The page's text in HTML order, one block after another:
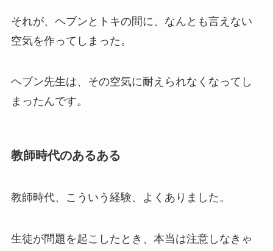
それが、ヘブンとトキの間に、なんとも言えない
空気を作ってしまった。
ヘブン先生は、その空気に耐えられなくなってし
まったんです。
教師時代のあるある
教師時代、こういう経験、よくありました。
生徒が問題を起こしたとき、本当は注意しなきゃ